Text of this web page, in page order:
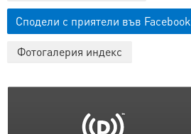
Сподели с приятели във Facebook
Фотогалерия индекс